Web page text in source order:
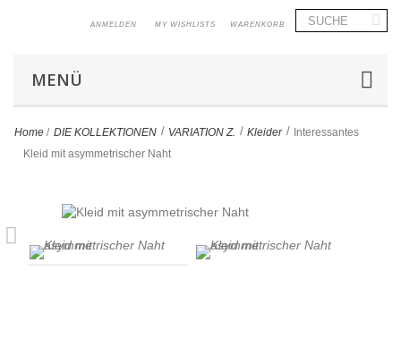
WARENKORB
MY WISHLISTS
ANMELDEN
MENÜ
Home / DIE KOLLEKTIONEN > VARIATION Z. > Kleider > Interessantes
Kleid mit asymmetrischer Naht